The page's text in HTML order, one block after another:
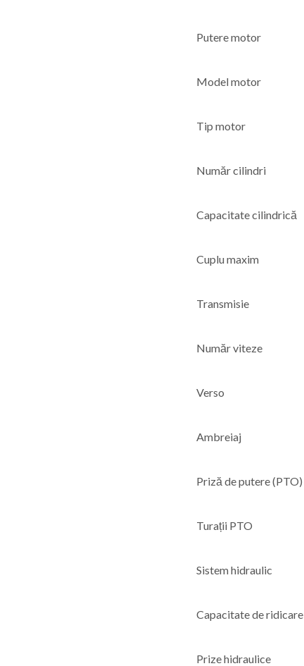
Putere motor
Model motor
Tip motor
Număr cilindri
Capacitate cilindrică
Cuplu maxim
Transmisie
Număr viteze
Verso
Ambreiaj
Priză de putere (PTO)
Turații PTO
Sistem hidraulic
Capacitate de ridicare
Prize hidraulice